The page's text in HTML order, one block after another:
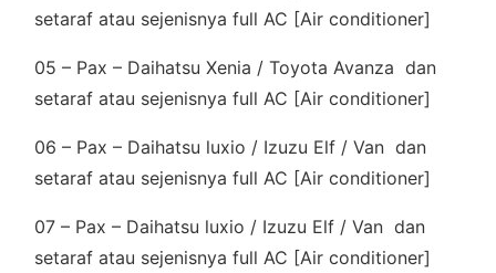
setaraf atau sejenisnya full AC [Air conditioner]
05 – Pax – Daihatsu Xenia / Toyota Avanza dan
setaraf atau sejenisnya full AC [Air conditioner]
06 – Pax – Daihatsu luxio / Izuzu Elf / Van dan
setaraf atau sejenisnya full AC [Air conditioner]
07 – Pax – Daihatsu luxio / Izuzu Elf / Van dan
setaraf atau sejenisnya full AC [Air conditioner]